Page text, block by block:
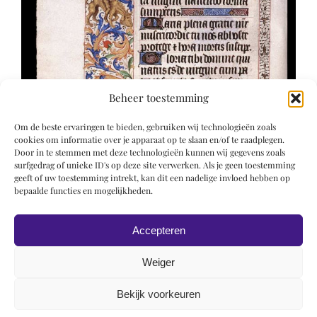
Beheer toestemming
Om de beste ervaringen te bieden, gebruiken wij technologieën zoals
cookies om informatie over je apparaat op te slaan en/of te raadplegen.
Door in te stemmen met deze technologieën kunnen wij gegevens zoals
surfgedrag of unieke ID's op deze site verwerken. Als je geen toestemming
geeft of uw toestemming intrekt, kan dit een nadelige invloed hebben op
bepaalde functies en mogelijkheden.
Accepteren
Weiger
Bekijk voorkeuren